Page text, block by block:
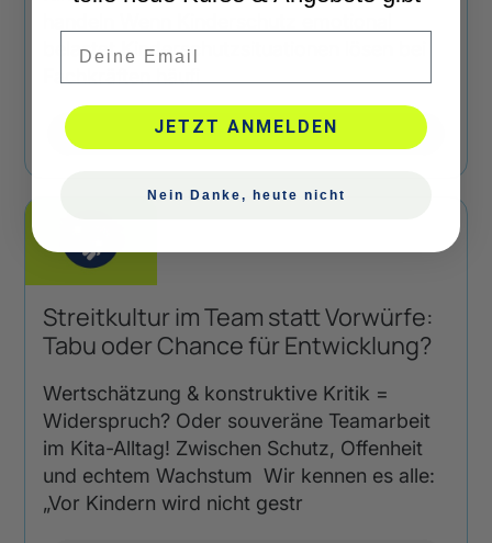
belastet Kinderschutzsituationen lösen bei
Fachkräften häufi
Mehr lesen
Streitkultur im Team statt Vorwürfe:
Tabu oder Chance für Entwicklung?
Wertschätzung & konstruktive Kritik =
Widerspruch? Oder souveräne Teamarbeit
im Kita-Alltag! Zwischen Schutz, Offenheit
und echtem Wachstum Wir kennen es alle:
„Vor Kindern wird nicht gestr
JETZT ANMELDEN
Nein Danke, heute nicht